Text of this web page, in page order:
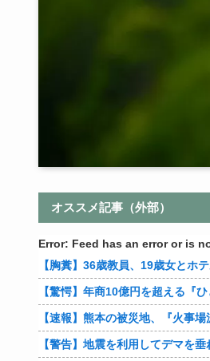
オススメ記事（外部）
Error: Feed has an error or is